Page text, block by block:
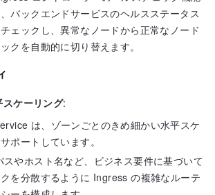
バックエンドサービスのヘルスステータス
ェックし、異常なノードから正常なノード
クを自動的に切り替えます。
スケーリング:
は、ゾーンごとのきめ細かい水平スケ
ポートしています。
スやホスト名など、ビジネス要件に基づいて
クを分散するように Ingress の複雑なルーテ